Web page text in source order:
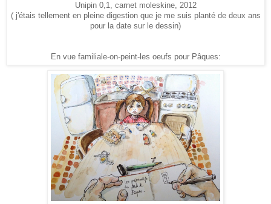
Unipin 0,1, carnet moleskine, 2012
( j'étais tellement en pleine digestion que je me suis planté de deux ans
pour la date sur le dessin)
En vue familiale-on-peint-les oeufs pour Pâques: